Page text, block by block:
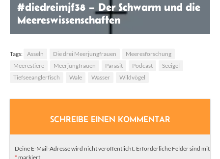
#diedreimjf38 – Der Schwarm und die
Meereswissenschaften
Tags: Asseln Die drei Meerjungfrauen
Meeresforschung
Meerestiere
Meerjungfrauen Parasit Podcast
Seeigel
Tiefseeanglerfisch
Wale Wasser Wildvögel
SCHREIBE EINEN KOMMENTAR
Deine E-Mail-Adresse wird nicht veröffentlicht. Erforderliche Felder sind mit
* markiert